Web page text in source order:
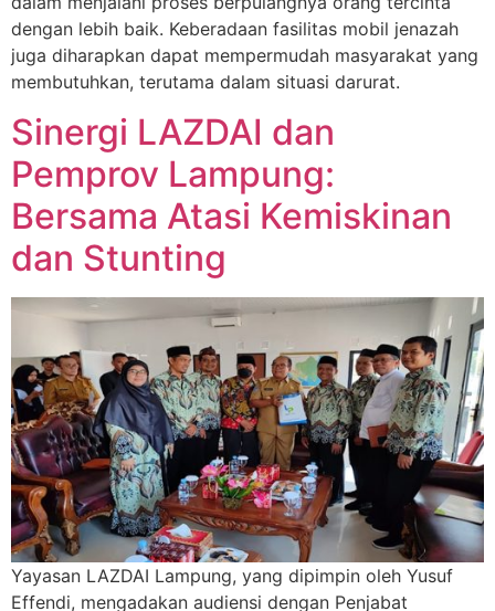
dengan lebih baik. Keberadaan fasilitas mobil jenazah
juga diharapkan dapat mempermudah masyarakat yang
membutuhkan, terutama dalam situasi darurat.
Sinergi LAZDAI dan
Pemprov Lampung:
Bersama Atasi Kemiskinan
dan Stunting
Yayasan LAZDAI Lampung, yang dipimpin oleh Yusuf
Effendi, mengadakan audiensi dengan Penjabat